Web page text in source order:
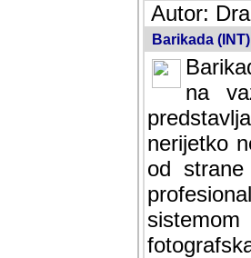
Autor:
Barikada
na
nerijetko
od